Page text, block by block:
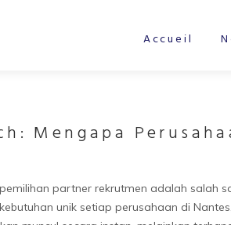
Accueil
:
Mengapa
partner rekrutmen adalah salah
unik setiap perusahaan di